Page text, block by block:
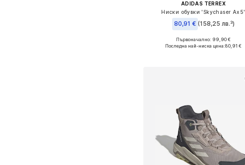
ADIDAS TERREX
Ниски обувки 'Skychaser Ax5'
80,91 € (158,25 лв.³)
Предлага се в много размери
Първоначално: 99,90 €
Последна най-ниска цена:80,91 €